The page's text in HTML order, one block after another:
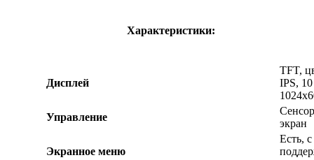
Характеристики:
Дисплей
TFT,
IPS,
Управление
экран
Экранное меню
Есть, с